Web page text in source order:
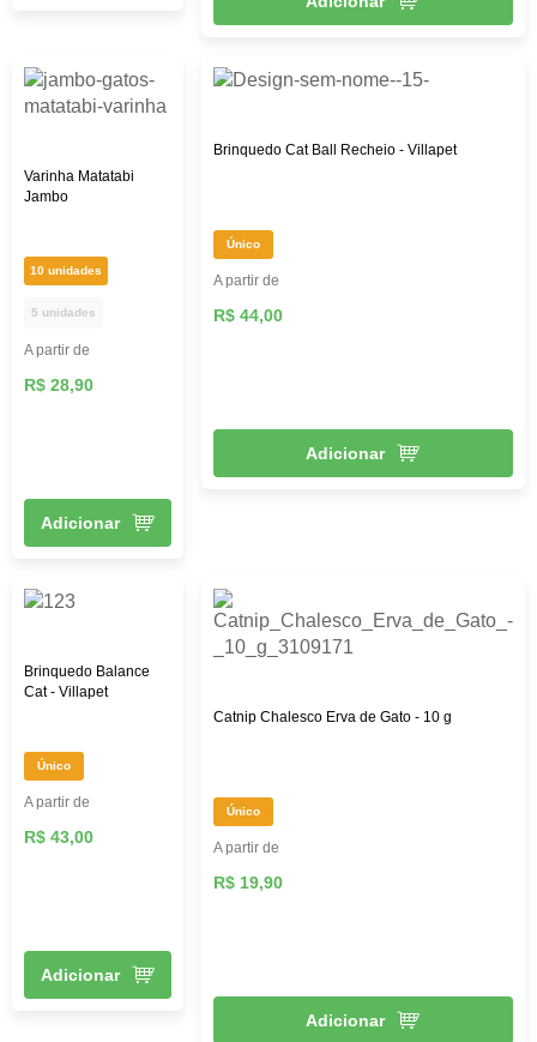
Varinha Matatabi
Jambo
10 unidades
5 unidades
A partir de
R$ 28,90
Adicionar
Brinquedo Cat Ball Recheio - Villapet
Único
A partir de
R$ 44,00
Adicionar
Brinquedo Balance
Cat - Villapet
Único
A partir de
R$ 43,00
Adicionar
Catnip Chalesco Erva de Gato - 10 g
Único
A partir de
R$ 19,90
Adicionar